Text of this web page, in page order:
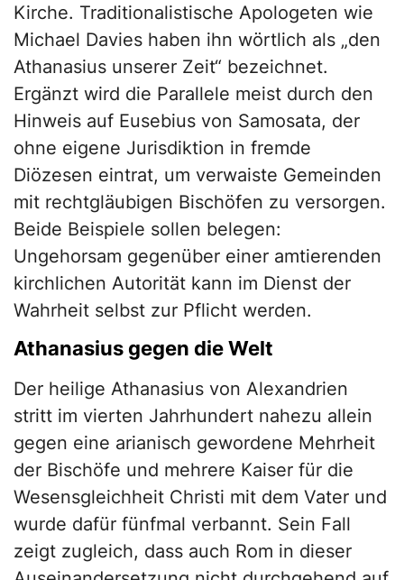
Kirche. Traditionalistische Apologeten wie
Michael Davies haben ihn wörtlich als „den
Athanasius unserer Zeit“ bezeichnet.
Ergänzt wird die Parallele meist durch den
Hinweis auf Eusebius von Samosata, der
ohne eigene Jurisdiktion in fremde
Diözesen eintrat, um verwaiste Gemeinden
mit rechtgläubigen Bischöfen zu versorgen.
Beide Beispiele sollen belegen:
Ungehorsam gegenüber einer amtierenden
kirchlichen Autorität kann im Dienst der
Wahrheit selbst zur Pflicht werden.
Athanasius gegen die Welt
Der heilige Athanasius von Alexandrien
stritt im vierten Jahrhundert nahezu allein
gegen eine arianisch gewordene Mehrheit
der Bischöfe und mehrere Kaiser für die
Wesensgleichheit Christi mit dem Vater und
wurde dafür fünfmal verbannt. Sein Fall
zeigt zugleich, dass auch Rom in dieser